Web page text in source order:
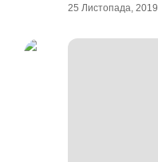
25 Листопада, 2019